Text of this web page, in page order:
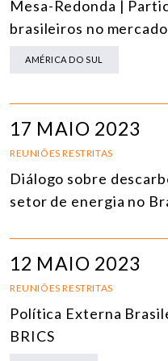
Mesa-Redonda |
brasileiros no
AMÉRICA DO SUL
17 MAIO 2023
REUNIÕES RESTRITAS
Diálogo sobre
setor de energia no
12 MAIO 2023
REUNIÕES RESTRITAS
Política Externa
BRICS